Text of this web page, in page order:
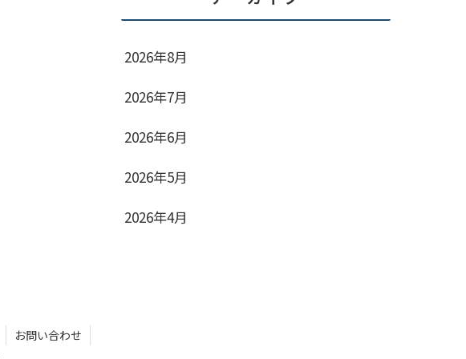
2026年8月
2026年7月
2026年6月
2026年5月
2026年4月
お問い合わせ